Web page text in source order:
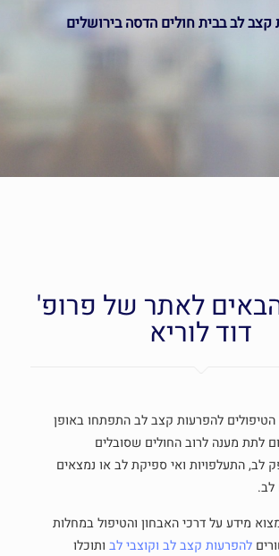
קצב לב בבית חולים הדסה בירושלים
לאתר של פרופ'
דוד לוריא
הטיפולים להפרעות קצב לב התפתחו באופן
לתת מענה לרוב החולים שסובלים
לב, התעלפויות ואי ספיקת לב או נמצאים
לב.
מידע על דרכי האבחון והטיפול במחלות
להפרעות קצב לב וקוצבי לב ותוכלו